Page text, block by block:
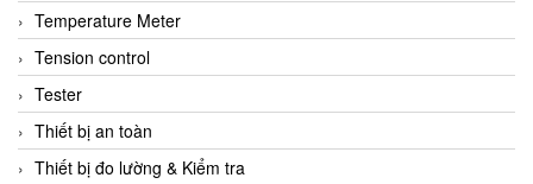
Temperature Meter
Tension control
Tester
Thiết bị an toàn
Thiết bị đo lường & Kiểm tra